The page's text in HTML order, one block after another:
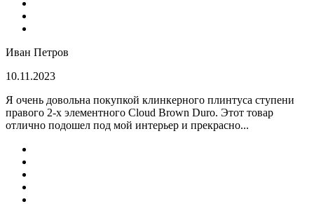
Иван Петров
10.11.2023
Я очень довольна покупкой клинкерного плинтуса ступени
правого 2-х элементного Cloud Brown Duro. Этот товар
отлично подошел под мой интерьер и прекрасно...